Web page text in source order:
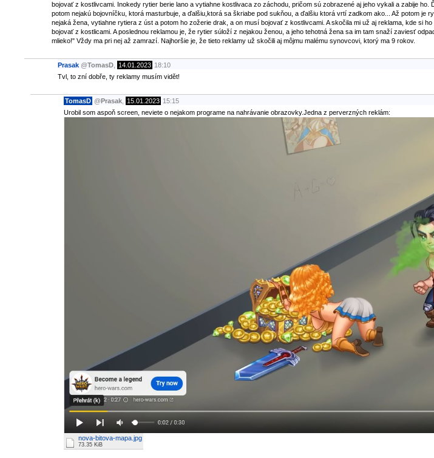
bojovať z kostlivcami. Inokedy rytier berie lano a vytiahne kostlivaca zo záchodu, pričom sú zobrazené aj jeho vykali a zabije
potom nejakú bojovníčku, ktorá masturbuje, a ďalšiu,ktorá sa škriabe pod sukňou, a ďalšiu ktorá vrtí zadkom ako... Až potom je
nejaká žena, vytiahne rytiera z úst a potom ho zožerie drak, a on musí bojovať z kostlivcami. A skočila mi už aj reklama, kde si
bojovať z kostlicami. A poslednou reklamou je, že rytier súloží z nejakou ženou, a jeho tehotná žena sa im tam snaží zaviesť
mlieko!" Vždy ma pri nej až zamrazí. Najhoršie je, že tieto reklamy už skočili aj môjmu malému synovcovi, ktorý ma 9 rokov.
Prasak @TomasD 14.01.2023 18:10
Tvl, to zní dobře, ty reklamy musím vidět!
TomasD @Prasak 15.01.2023 15:15
Urobil som aspoň screen, neviete o nejakom programe na nahrávanie obrazovky.Jedna z perverzných reklám:
nova-bitova-mapa.jpg
73.35 KiB